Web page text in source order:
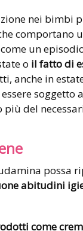
nei bimbi
comportano
un
o il fatto di
anche in
soggetto
del
possa
abitudini
come